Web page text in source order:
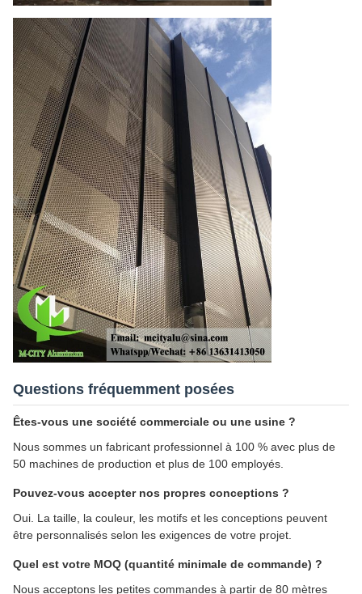
Questions fréquemment posées
Êtes-vous une société commerciale ou une usine ?
Nous sommes un fabricant professionnel à 100 % avec plus de
50 machines de production et plus de 100 employés.
Pouvez-vous accepter nos propres conceptions ?
Oui. La taille, la couleur, les motifs et les conceptions peuvent
être personnalisés selon les exigences de votre projet.
Quel est votre MOQ (quantité minimale de commande) ?
Nous acceptons les petites commandes à partir de 80 mètres